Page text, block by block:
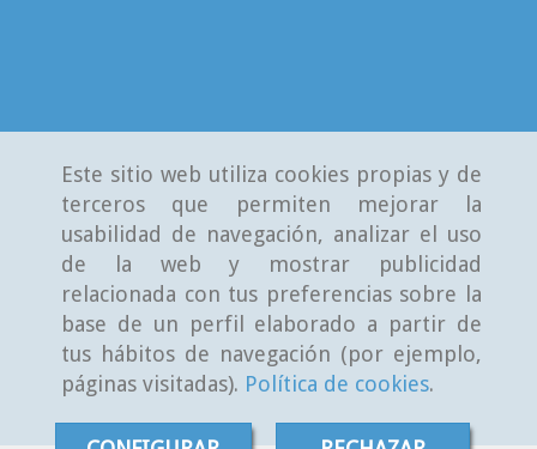
Este sitio web utiliza cookies propias y de
terceros que permiten mejorar la
usabilidad de navegación, analizar el uso
de la web y mostrar publicidad
relacionada con tus preferencias sobre la
base de un perfil elaborado a partir de
tus hábitos de navegación (por ejemplo,
páginas visitadas). Política de cookies.